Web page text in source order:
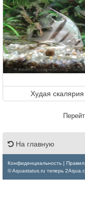
Худая скалярия
На главную
Конфиденциальность |
© Aquastatus.ru теперь